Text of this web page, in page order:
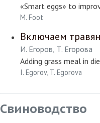
«Smart eggs» to
M. Foot
Включаем
И. Егоров, Т. Егорова
Adding grass meal in
I. Egorov, T. Egorova
Свиноводство